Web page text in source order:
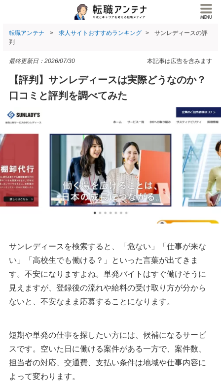
転職アンテナ 求人サイトおすすめランキング
サンレディースの評
判
本記事は広告を含みます
最終更新日： 2026/07/30
【評判】サンレディースは実際どうなのか？
口コミと評判を調べてみた
サンレディースを検索すると、「危ない」「仕事が来な
い」「高校生でも働ける？」といった言葉が出てきま
す。不安になりますよね。単発バイトはすぐ働けそうに
見えますが、登録後の流れや給料の受け取り方が分から
ないと、不安なまま応募することになります。
短期や単発の仕事を探したい方には、候補になるサービ
スです。空いた日に働ける案件がある一方で、案件数、
担当者の対応、交通費、支払い条件は地域や仕事内容に
よって変わります。